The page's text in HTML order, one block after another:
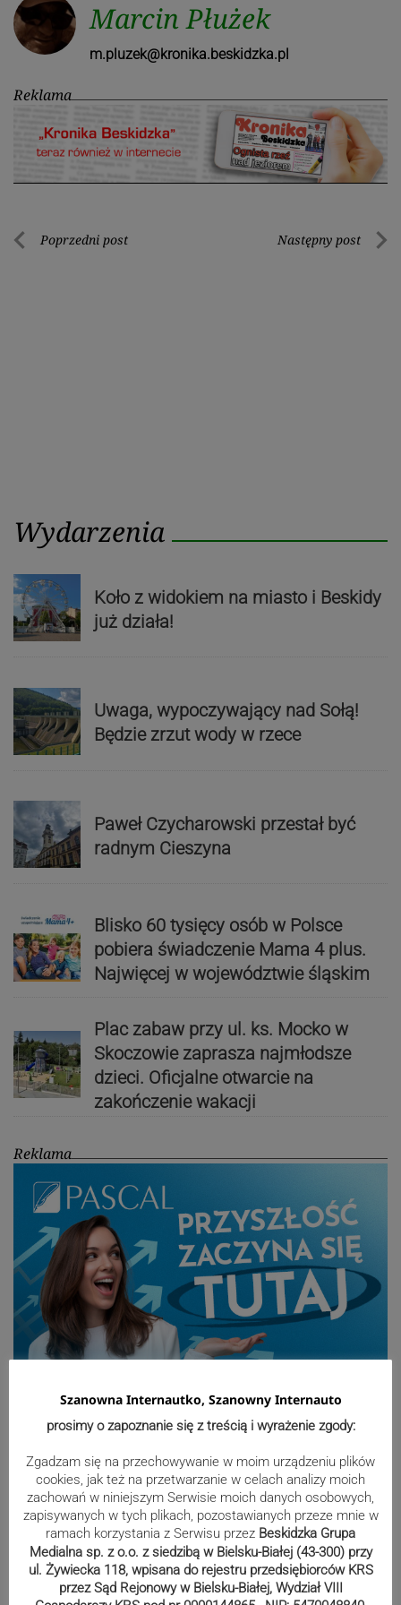
Marcin Płużek
m.pluzek@kronika.beskidzka.pl
Reklama
Nawigacja
Poprzedni post Następny post
Wydarzenia
Koło z widokiem na miasto i Beskidy
już działa!
Uwaga, wypoczywający nad Sołą!
Będzie zrzut wody w rzece
Paweł Czycharowski przestał być
radnym Cieszyna
Blisko 60 tysięcy osób w Polsce
pobiera świadczenie Mama 4 plus.
Najwięcej w województwie śląskim
Plac zabaw przy ul. ks. Mocko w
Skoczowie zaprasza najmłodsze
dzieci. Oficjalne otwarcie na
zakończenie wakacji
Reklama
Sport
Mistrzowie świata z MCK Żywiec!
ZDJĘCIA
Bracia Szejowie ruszają po kolejne
Szanowna Internautko, Szanowny Internauto
prosimy o zapoznanie się z treścią i wyrażenie zgody:
Zgadzam się na przechowywanie w moim urządzeniu plików
cookies, jak też na przetwarzanie w celach analizy moich
zachowań w niniejszym Serwisie moich danych osobowych,
zapisywanych w tych plikach, pozostawianych przeze mnie w
ramach korzystania z Serwisu przez Beskidzka Grupa
Medialna sp. z o.o. z siedzibą w Bielsku-Białej (43-300) przy
ul. Żywiecka 118, wpisana do rejestru przedsiębiorców KRS
przez Sąd Rejonowy w Bielsku-Białej, Wydział VIII